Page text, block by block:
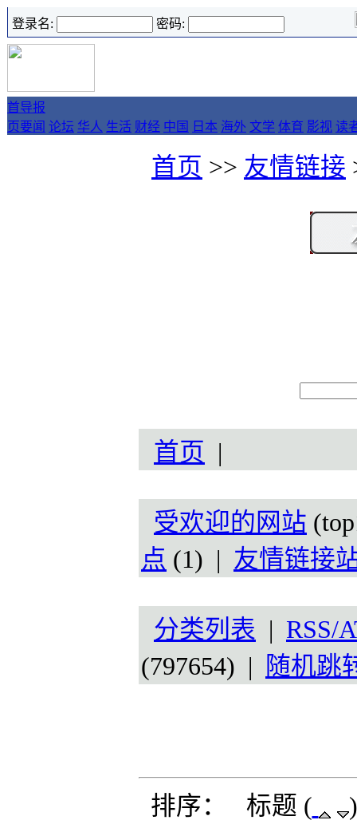
登录名: 密码:
首
页
导报
要闻 论坛 华人 生活 财经 中国 日本 海外 文学 体育 影视 读
首页 >> 友情链接
首页 |
受欢迎的网站
点 (1) | 友情链接
分类列表 | RSS/
(797654) |
随机跳
排序： 标题 (